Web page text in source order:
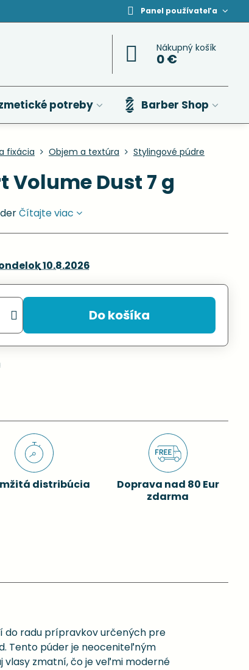
Panel používateľa
Nákupný košík
0 €
potreby Barber Shop
fixácia Objem a textúra Stylingové púdre
Volume Dust 7 g
Čítajte viac
10.8.2026
Do košíka
distribúcia
Doprava nad 80 Eur
zdarma
do radu prípravkov určených pre
Tento púder je neoceniteľným
vlasy zmatní, čo je veľmi moderné